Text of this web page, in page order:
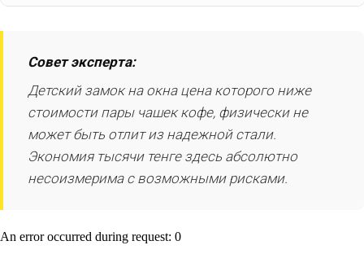
Совет эксперта:
Детский замок на окна цена которого ниже
стоимости пары чашек кофе, физически не
может быть отлит из надежной стали.
Экономия тысячи тенге здесь абсолютно
несоизмерима с возможными рисками.
An error occurred during request: 0